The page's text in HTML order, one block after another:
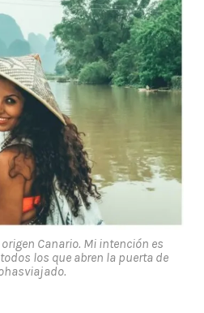
Canario. Mi intención es
los que abren la puerta de